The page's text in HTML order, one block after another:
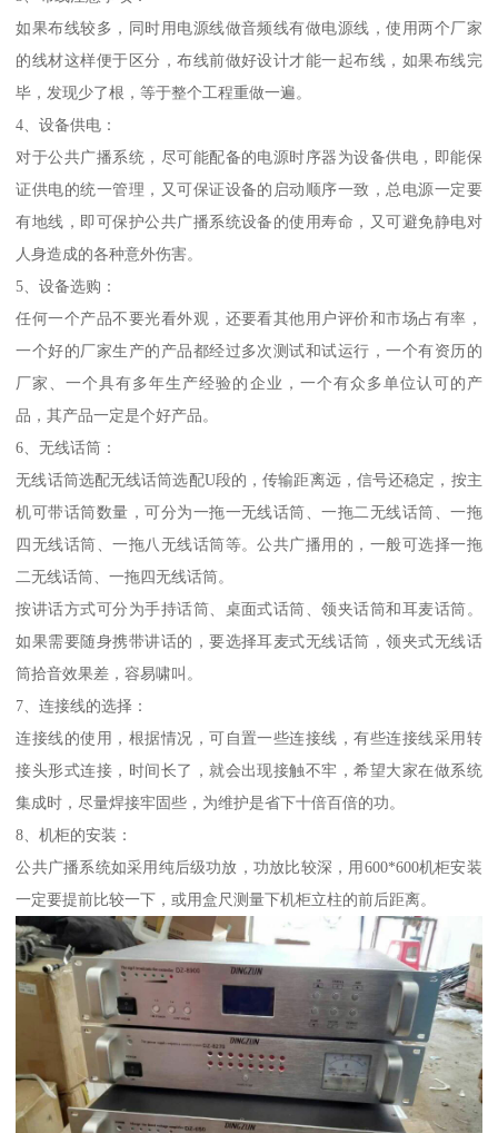
如果布线较多，同时用电源线做音频线有做电源线，使用两个厂家
的线材这样便于区分，布线前做好设计才能一起布线，如果布线完
毕，发现少了根，等于整个工程重做一遍。
4、设备供电：
对于公共广播系统，尽可能配备的电源时序器为设备供电，即能保
证供电的统一管理，又可保证设备的启动顺序一致，总电源一定要
有地线，即可保护公共广播系统设备的使用寿命，又可避免静电对
人身造成的各种意外伤害。
5、设备选购：
任何一个产品不要光看外观，还要看其他用户评价和市场占有率，
一个好的厂家生产的产品都经过多次测试和试运行，一个有资历的
厂家、一个具有多年生产经验的企业，一个有众多单位认可的产
品，其产品一定是个好产品。
6、无线话筒：
无线话筒选配无线话筒选配U段的，传输距离远，信号还稳定，按主
机可带话筒数量，可分为一拖一无线话筒、一拖二无线话筒、一拖
四无线话筒、一拖八无线话筒等。公共广播用的，一般可选择一拖
二无线话筒、一拖四无线话筒。
按讲话方式可分为手持话筒、桌面式话筒、领夹话筒和耳麦话筒。
如果需要随身携带讲话的，要选择耳麦式无线话筒，领夹式无线话
筒拾音效果差，容易啸叫。
7、连接线的选择：
连接线的使用，根据情况，可自置一些连接线，有些连接线采用转
接头形式连接，时间长了，就会出现接触不牢，希望大家在做系统
集成时，尽量焊接牢固些，为维护是省下十倍百倍的功。
8、机柜的安装：
公共广播系统如采用纯后级功放，功放比较深，用600*600机柜安装
一定要提前比较一下，或用盒尺测量下机柜立柱的前后距离。